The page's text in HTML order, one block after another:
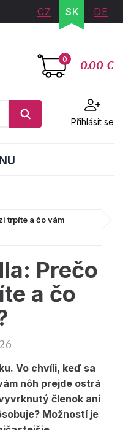
CZ SK DE
0 0.00 €
Přihlásit se
trpíte a čo vám
Prečo
a čo
Vo chvíli, keď sa
nôh prejde ostrá
členok ani
Možností je